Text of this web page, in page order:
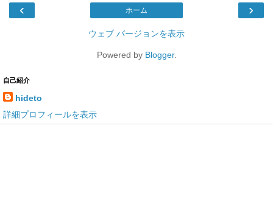
‹ ›
ホーム
ウェブ バージョンを表示
Powered by Blogger.
自己紹介
hideto
詳細プロフィールを表示